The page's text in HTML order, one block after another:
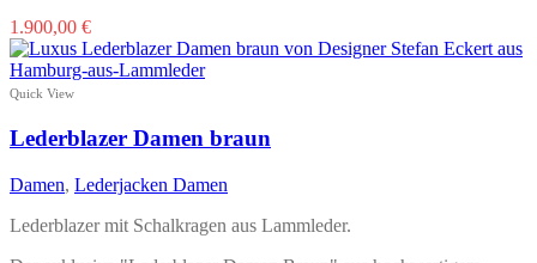
1.900,00 €Dieses
Produkt
weist
auf.
Die
Optionen
können
auf
Quick View
Lederblazer Damen braun
Damen, Lederjacken Damen
Lederblazer mit Schalkragen aus Lammleder.